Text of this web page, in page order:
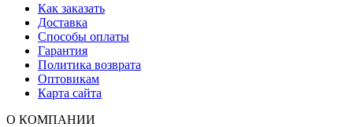
Как заказать
Доставка
Способы оплаты
Гарантия
Политика возврата
Оптовикам
Карта сайта
О КОМПАНИИ